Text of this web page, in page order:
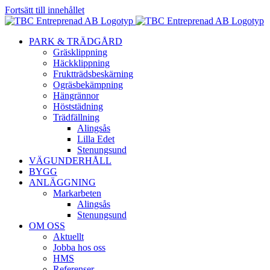
Fortsätt till innehållet
PARK & TRÄDGÅRD
Gräsklippning
Häckklippning
Fruktträdsbeskärning
Ogräsbekämpning
Hängrännor
Höststädning
Trädfällning
Alingsås
Lilla Edet
Stenungsund
VÄGUNDERHÅLL
BYGG
ANLÄGGNING
Markarbeten
Alingsås
Stenungsund
OM OSS
Aktuellt
Jobba hos oss
HMS